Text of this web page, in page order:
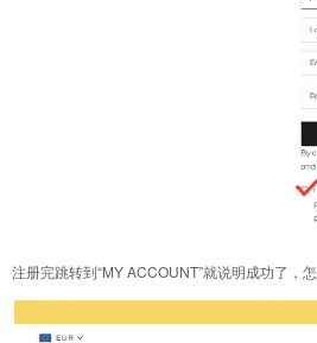
注册完跳转到“MY ACCOUNT”就说明成功了，